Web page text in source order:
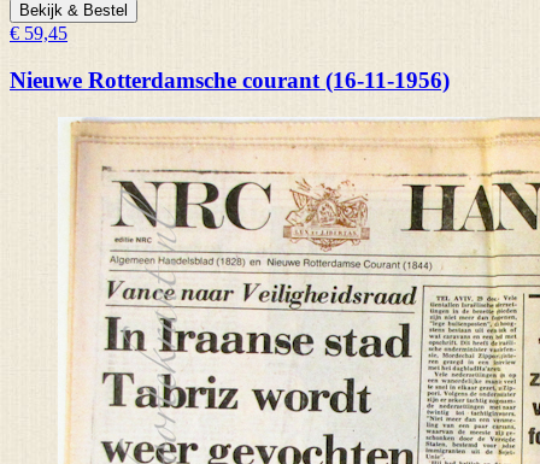
Bekijk & Bestel
€ 59,45
Nieuwe Rotterdamsche courant (16-11-1956)